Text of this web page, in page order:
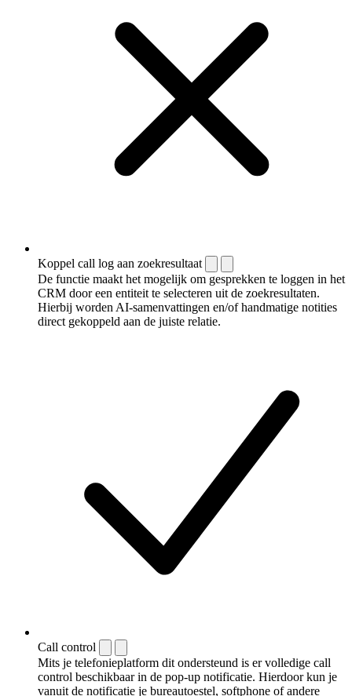
Koppel call log aan zoekresultaat
De functie maakt het mogelijk om gesprekken te loggen in het
CRM door een entiteit te selecteren uit de zoekresultaten.
Hierbij worden AI-samenvattingen en/of handmatige notities
direct gekoppeld aan de juiste relatie.
Call control
Mits je telefonieplatform dit ondersteund is er volledige call
control beschikbaar in de pop-up notificatie. Hierdoor kun je
vanuit de notificatie je bureautoestel, softphone of andere